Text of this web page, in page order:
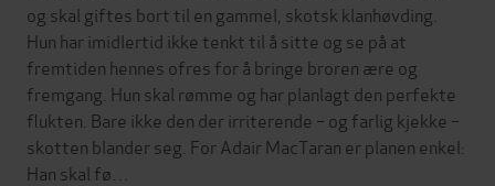
og skal giftes bort til en gammel, skotsk klanhøvding.
Hun har imidlertid ikke tenkt til å sitte og se på at
fremtiden hennes ofres for å bringe broren ære og
fremgang. Hun skal rømme og har planlagt den perfekte
flukten. Bare ikke den der irriterende – og farlig kjekke –
skotten blander seg. For Adair MacTaran er planen enkel:
Han skal fø…